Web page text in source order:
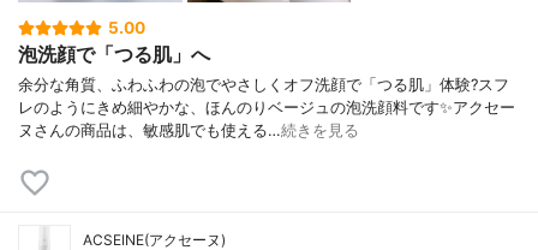
5.00
泡洗顔で「つる肌」へ
余分な角質、ふわふわの泡でやさしくオフ洗顔で「つる肌」体験?スフ
レのようにきめ細やかな、ほんのりベージュの泡洗顔料です✨アクセー
ヌさんの商品は、敏感肌でも使える…続きを見る
ACSEINE(アクセーヌ)